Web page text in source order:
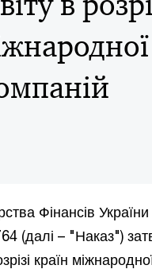
Фінансів України
(далі – "Наказ")
країн